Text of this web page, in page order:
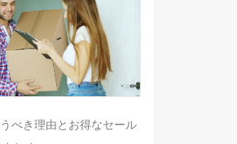
べき理由とお得なセール